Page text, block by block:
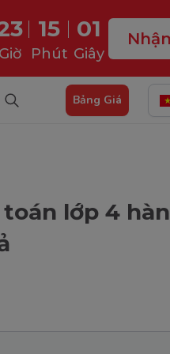
15
Phút
00
Giây
Bảng Giá
lớp 4